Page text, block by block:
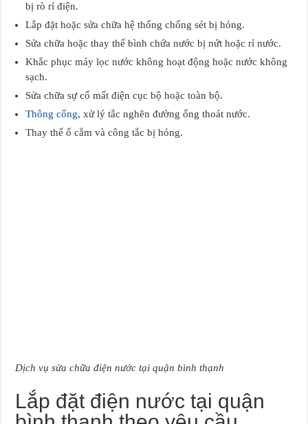
bị rò rỉ điện.
Lắp đặt hoặc sửa chữa hệ thống chống sét bị hỏng.
Sửa chữa hoặc thay thế bình chứa nước bị nứt hoặc rỉ nước.
Khắc phục máy lọc nước không hoạt động hoặc nước không
sạch.
Sửa chữa sự cố mất điện cục bộ hoặc toàn bộ.
Thông cống, xử lý tắc nghẽn đường ống thoát nước.
Thay thế ổ cắm và công tắc bị hỏng.
Dịch vụ sửa chữa điện nước tại quận bình thạnh
Lắp đặt điện nước tại quận